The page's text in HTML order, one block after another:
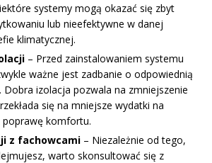
systemy mogą okazać się zbyt
lub nieefektywne w danej
klimatycznej.
– Przed zainstalowaniem systemu
ważne jest zadbanie o odpowiednią
Dobra izolacja pozwala na zmniejszenie
się na mniejsze wydatki na
komfortu.
z fachowcami – Niezależnie od tego,
warto skonsultować się z